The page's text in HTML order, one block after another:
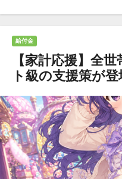
給付金
【家計応援】全
ト級の支援策が登